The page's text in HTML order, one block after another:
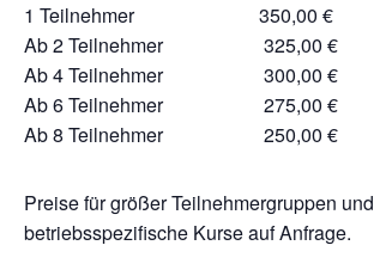
1 Teilnehmer 350,00 €
Ab 2 Teilnehmer 325,00 €
Ab 4 Teilnehmer 300,00 €
Ab 6 Teilnehmer 275,00 €
Ab 8 Teilnehmer 250,00 €
Preise für größer Teilnehmergruppen und
betriebsspezifische Kurse auf Anfrage.